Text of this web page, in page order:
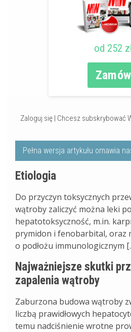
od 252
Zamów
Zaloguj się | Chcesz subskrybować
Pełna wersja artykułu omawia
Etiologia
Do przyczyn toksycznych
wątroby zaliczyć można leki
hepatotoksyczność, m.in.
prymidon i fenobarbital, oraz
o podłożu immunologicznym
Najważniejsze skutki
zapalenia wątroby
Zaburzona budowa wątroby
liczbą prawidłowych
temu nadciśnienie wrotne